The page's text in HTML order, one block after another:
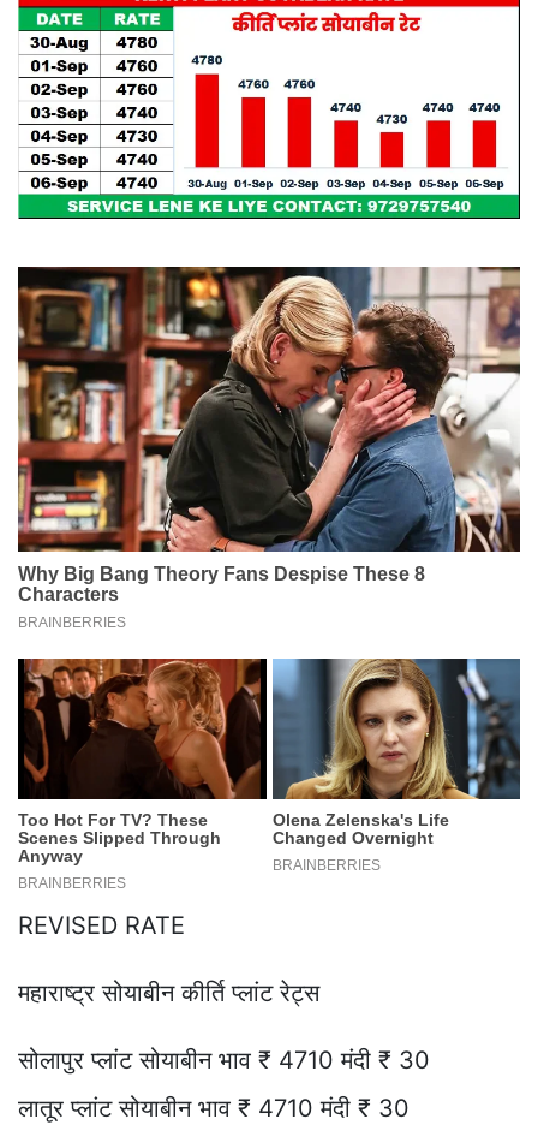
REVISED RATE
महाराष्ट्र सोयाबीन कीर्ति प्लांट रेट्स
सोलापुर प्लांट सोयाबीन भाव ₹ 4710 मंदी ₹ 30
लातूर प्लांट सोयाबीन भाव ₹ 4710 मंदी ₹ 30